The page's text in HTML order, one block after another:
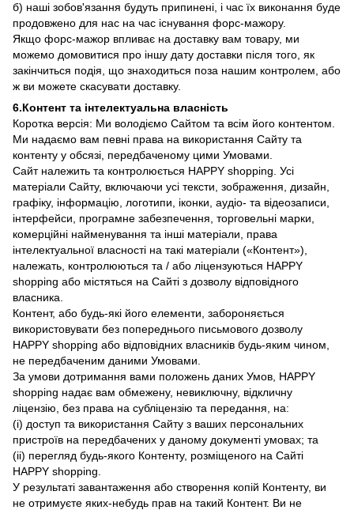
б) наші зобов'язання будуть припинені, і час їх виконання буде
продовжено для нас на час існування форс-мажору.
Якщо форс-мажор впливає на доставку вам товару, ми
можемо домовитися про іншу дату доставки після того, як
закінчиться подія, що знаходиться поза нашим контролем, або
ж ви можете скасувати доставку.
6.Контент та інтелектуальна власність
Коротка версія: Ми володіємо Сайтом та всім його контентом.
Ми надаємо вам певні права на використання Сайту та
контенту у обсязі, передбаченому цими Умовами.
Сайт належить та контролюється HAPPY shopping. Усі
матеріали Сайту, включаючи усі тексти, зображення, дизайн,
графіку, інформацію, логотипи, іконки, аудіо- та відеозаписи,
інтерфейси, програмне забезпечення, торговельні марки,
комерційні найменування та інші матеріали, права
інтелектуальної власності на такі матеріали («Контент»),
належать, контролюються та / або ліцензуються HAPPY
shopping або містяться на Сайті з дозволу відповідного
власника.
Контент, або будь-які його елементи, забороняється
використовувати без попереднього письмового дозволу
HAPPY shopping або відповідних власників будь-яким чином,
не передбаченим даними Умовами.
За умови дотримання вами положень даних Умов, HAPPY
shopping надає вам обмежену, невиключну, відкличну
ліцензію, без права на субліцензію та передання, на:
(i) доступ та використання Сайту з ваших персональних
пристроїв на передбачених у даному документі умовах; та
(ii) перегляд будь-якого Контенту, розміщеного на Сайті
HAPPY shopping.
У результаті завантаження або створення копій Контенту, ви
не отримуєте яких-небудь прав на такий Контент. Ви не